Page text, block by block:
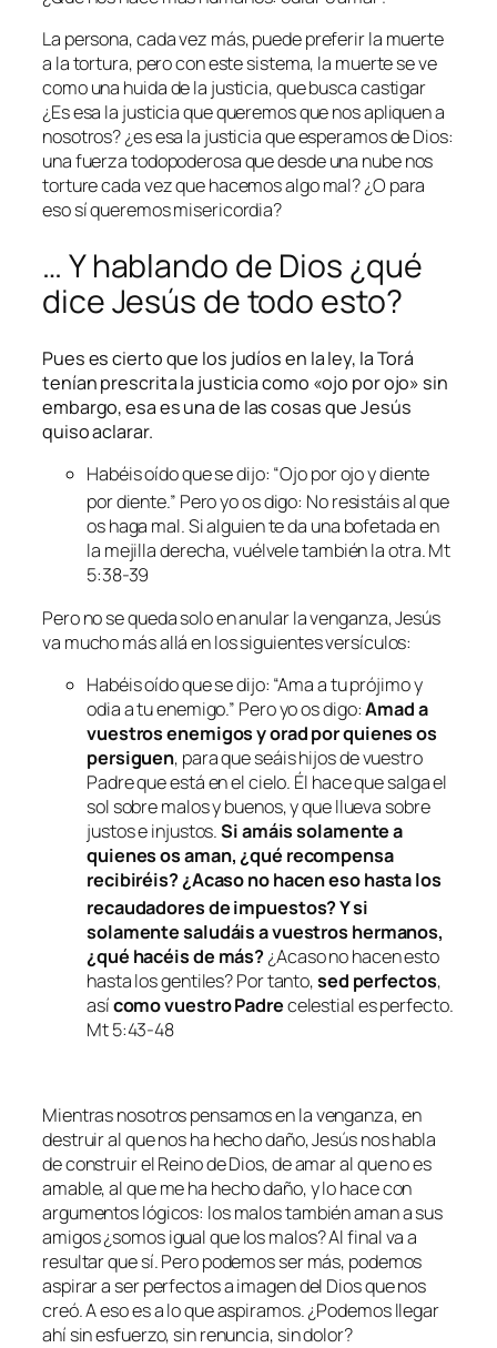
La persona, cada vez más, puede preferir la muerte
a la tortura, pero con este sistema, la muerte se ve
como una huida de la justicia, que busca castigar
¿Es esa la justicia que queremos que nos apliquen a
nosotros? ¿es esa la justicia que esperamos de Dios:
una fuerza todopoderosa que desde una nube nos
torture cada vez que hacemos algo mal? ¿O para
eso sí queremos misericordia?
… Y hablando de Dios ¿qué
dice Jesús de todo esto?
Pues es cierto que los judíos en la ley, la Torá
tenían prescrita la justicia como «ojo por ojo» sin
embargo, esa es una de las cosas que Jesús
quiso aclarar.
Habéis oído que se dijo: “Ojo por ojo y diente
por diente.” Pero yo os digo: No resistáis al que
os haga mal. Si alguien te da una bofetada en
la mejilla derecha, vuélvele también la otra. Mt
5:38-39
Pero no se queda solo en anular la venganza, Jesús
va mucho más allá en los siguientes versículos:
Habéis oído que se dijo: “Ama a tu prójimo y
odia a tu enemigo.” Pero yo os digo:Amad a
vuestros enemigos y orad por quienes os
persiguen, para que seáis hijos de vuestro
Padre que está en el cielo. Él hace que salga el
sol sobre malos y buenos, y que llueva sobre
justos e injustos.Si amáis solamente a
quienes os aman, ¿qué recompensa
recibiréis? ¿Acaso no hacen eso hasta los
recaudadores de impuestos?Y si
solamente saludáis a vuestros hermanos,
¿qué hacéis de más?¿Acaso no hacen esto
hasta los gentiles? Por tanto,sed perfectos,
asícomo vuestro Padrecelestial es perfecto.
Mt 5:43-48
Mientras nosotros pensamos en la venganza, en
destruir al que nos ha hecho daño, Jesús nos habla
de construir el Reino de Dios, de amar al que no es
amable, al que me ha hecho daño, y lo hace con
argumentos lógicos: los malos también aman a sus
amigos ¿somos igual que los malos? Al final va a
resultar que sí. Pero podemos ser más, podemos
aspirar a ser perfectos a imagen del Dios que nos
creó. A eso es a lo que aspiramos. ¿Podemos llegar
ahí sin esfuerzo, sin renuncia, sin dolor?